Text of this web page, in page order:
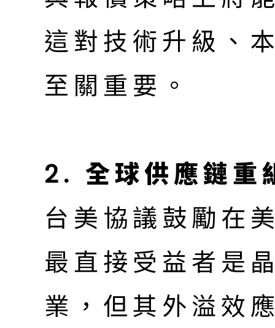
這對技術升級、
至關重要。
2. 全球供應鏈重
台美協議鼓勵在
最直接受益者是
業，但其外溢效